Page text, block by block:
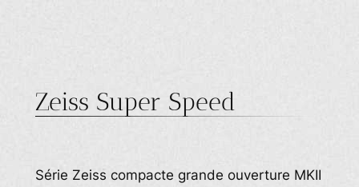
Zeiss Super Speed
Série Zeiss compacte grande ouverture MKII